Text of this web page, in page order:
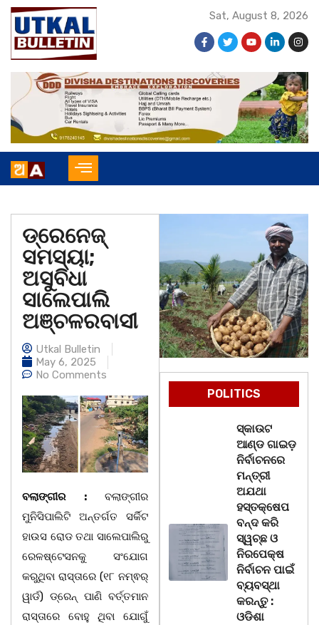
Sat, August 8, 2026
ଡ୍ରେନେଜ୍
ସମସ୍ୟା;
ଅସୁବିଧା
ସାଲେପାଲି
ଅଞ୍ଚଳରବାସୀ
Utkal Bulletin
May 6, 2025
No Comments
ବଲାଙ୍ଗୀର : ବଲାଙ୍ଗୀର
ମୁନିସିପାଲିଟି ଅନ୍ତର୍ଗତ ସର୍କିଟ
ହାଉସ ରୋଡ ତଥା ସାଲେପାଲିରୁ
ରେଳଷ୍ଟେସନକୁ ସଂଯୋଗ
କରୁଥିବା ରାସ୍ତାରେ (୧୮ ନମ୍ଵର୍
ୱାର୍ଡ) ଡ୍ରେନ୍ ପାଣି ବର୍ତ୍ତମାନ
ରାସ୍ତାରେ ବୋହୁ ଥିବା ଯୋଗୁଁ
POLITICS
ସ୍କାଉଟ
ଆଣ୍ଡ ଗାଇଡ଼
ନିର୍ବାଚନରେ
ମନ୍ତ୍ରୀ
ଅଯଥା
ହସ୍ତକ୍ଷେପ
ବନ୍ଦ କରି
ସ୍ୱଚ୍ଛ ଓ
ନିରପେକ୍ଷ
ନିର୍ବାଚନ ପାଇଁ
ବ୍ୟବସ୍ଥା
କରନ୍ତୁ :
ଓଡିଶା